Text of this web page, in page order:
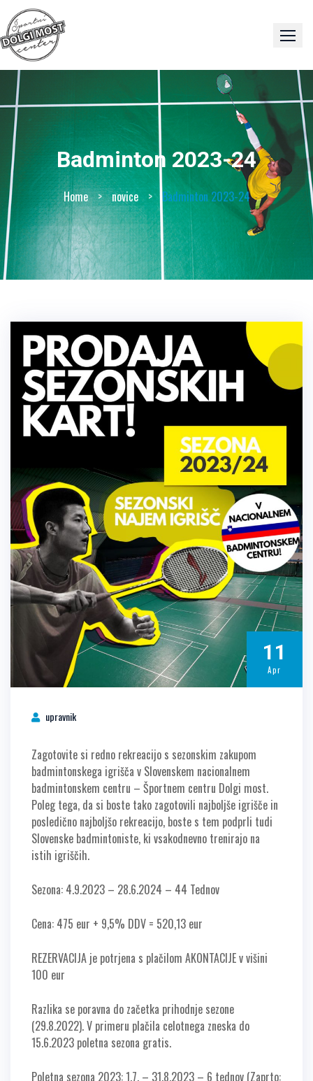
to
content
Badminton 2023-24
Home > novice > Badminton 2023-24
upravnik
11
Apr
Zagotovite si redno rekreacijo s sezonskim zakupom
badmintonskega igrišča v Slovenskem nacionalnem
badmintonskem centru – Športnem centru Dolgi most.
Poleg tega, da si boste tako zagotovili najboljše igrišče in
posledično najboljšo rekreacijo, boste s tem podprli tudi
Slovenske badmintoniste, ki vsakodnevno trenirajo na
istih igriščih.
Sezona: 4.9.2023 – 28.6.2024 – 44 Tednov
Cena: 475 eur + 9,5% DDV = 520,13 eur
REZERVACIJA je potrjena s plačilom AKONTACIJE v višini
100 eur
Razlika se poravna do začetka prihodnje sezone
(29.8.2022). V primeru plačila celotnega zneska do
15.6.2023 poletna sezona gratis.
Poletna sezona 2023: 1.7. – 31.8.2023 – 6 tednov (Zaprto: